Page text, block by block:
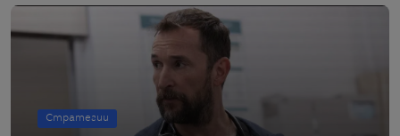
Стратегии